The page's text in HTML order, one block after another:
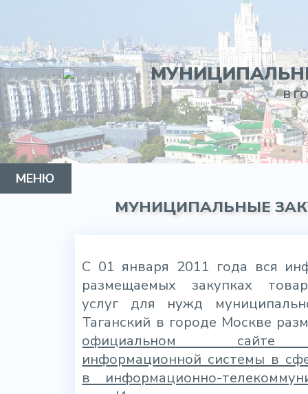
В
МУНИЦИПАЛЬНЫЙ ОКРУГ
СОВЕТ ДЕПУТАТОВ
МЕНЮ
МУНИЦИПАЛЬНЫЕ
С 01 января 2011 года вся
размещаемых закупках
услуг для нужд
Таганский в городе Москве
официальном сайте
информационной системы в
в информационно-